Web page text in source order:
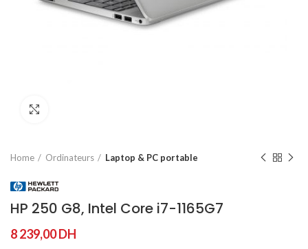
Home Ordinateurs Laptop & PC portable
HP 250 G8, Intel Core i7-1165G7
8 239,00DH